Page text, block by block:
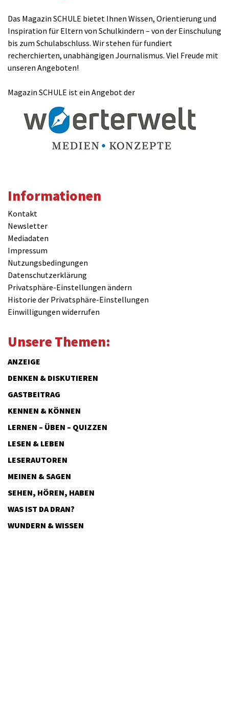
Das Magazin SCHULE bietet Ihnen Wissen, Orientierung und
Inspiration für Eltern von Schulkindern – von der Einschulung
bis zum Schulabschluss. Wir stehen für fundiert
recherchierten, unabhängigen Journalismus. Viel Freude mit
unseren Angeboten!
Magazin SCHULE ist ein Angebot der
Informationen
Kontakt
Newsletter
Mediadaten
Impressum
Nutzungsbedingungen
Datenschutzerklärung
Privatsphäre-Einstellungen ändern
Historie der Privatsphäre-Einstellungen
Einwilligungen widerrufen
Unsere Themen:
ANZEIGE
DENKEN & DISKUTIEREN
GASTBEITRAG
KENNEN & KÖNNEN
LERNEN – ÜBEN – QUIZZEN
LESEN & LEBEN
LESERAUTOREN
MEINEN & SAGEN
SEHEN, HÖREN, HABEN
WAS IST DA DRAN?
WUNDERN & WISSEN